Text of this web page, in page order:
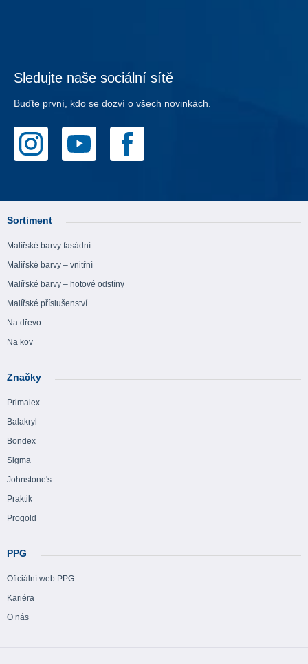
Sledujte naše sociální sítě
Buďte první, kdo se dozví o všech novinkách.
Sortiment
Malířské barvy fasádní
Malířské barvy – vnitřní
Malířské barvy – hotové odstíny
Malířské příslušenství
Na dřevo
Na kov
Značky
Primalex
Balakryl
Bondex
Sigma
Johnstone's
Praktik
Progold
PPG
Oficiální web PPG
Kariéra
O nás